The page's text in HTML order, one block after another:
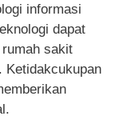
informasi
dapat
sakit
Ketidakcukupan